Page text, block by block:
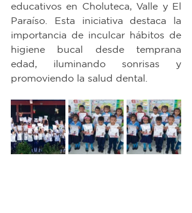
educativos en Choluteca, Valle y El
Paraíso. Esta iniciativa destaca la
importancia de inculcar hábitos de
higiene bucal desde temprana
edad, iluminando sonrisas y
promoviendo la salud dental.